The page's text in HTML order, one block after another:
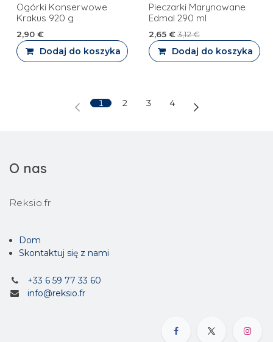
PROMOCJA
Ogórki Konserwowe
Krakus 920 g
2,90 €
Dodaj do koszyka
Pieczarki Marynowane
Edmal 290 ml
2,65€3,12€
Dodaj do koszyka
1 2 3 4
O nas
Reksio.fr
Dom
Skontaktuj się z nami
+33 6 59 77 33 60
info@reksio.fr